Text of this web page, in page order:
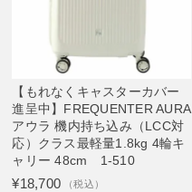
【もれなくキャスターカバー
進呈中】FREQUENTER AURA
アウラ 機内持ち込み（LCC対
応）クラス最軽量1.8kg 4輪キ
ャリー 48cm 1-510
¥18,700 （税込）